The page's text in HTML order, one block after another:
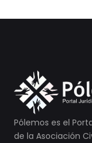
Pólemos es el
de la Asociación